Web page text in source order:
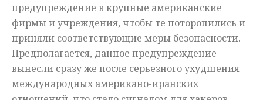
предупреждение в крупные американские
фирмы и учреждения, чтобы те поторопились и
приняли соответствующие меры безопасности.
Предполагается, данное предупреждение
вынесли сразу же после серьезного ухудшения
международных американо-иранских